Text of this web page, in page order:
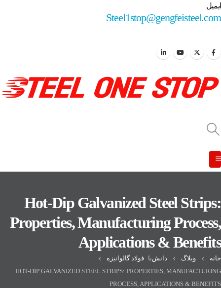
ایمیل
Steel1stop@gengfeisteel.com
Hot-Dip Galvanized Steel Strips:
Properties, Manufacturing Process,
Applications & Benefits
خانه وبلاگ دانشبا فولاد گالوانیزه
HOT-DIP GALVANIZED STEEL STRIPS: PROPERTIES, MANUFACTURING
PROCESS, APPLICATIONS & BENEFITS